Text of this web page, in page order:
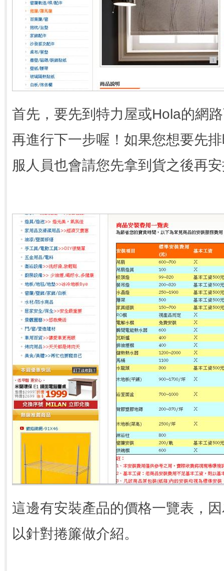
首先，要先到特力屋或Hola的網
再進行下一步喔！如果您想要先
服人員也會請您先拿到貨之後再
這邊有安裝產品的價格一覽表，
以針對捲簾做介紹。